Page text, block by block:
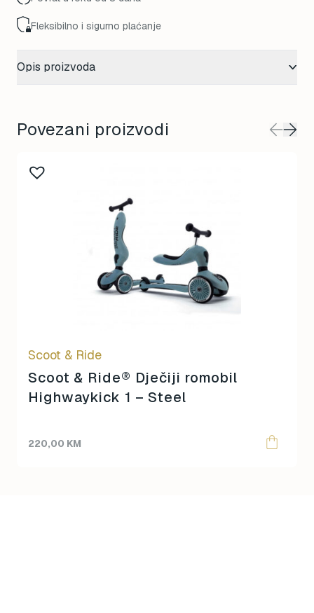
Fleksibilno i sigurno plaćanje
Opis proizvoda
Povezani proizvodi
Scoot & Ride
Scoot & Ride® Dječiji romobil
Highwaykick 1 – Steel
220,00 KM